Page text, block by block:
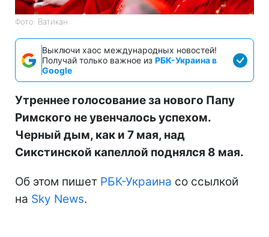
Фото: Ватикан
Выключи хаос международных новостей!
Получай только важное из РБК-Украина в
Google
Утреннее голосование за нового Папу
Римского не увенчалось успехом.
Черный дым, как и 7 мая, над
Сикстинской капеллой поднялся 8 мая.
Об этом пишет РБК-Украина со ссылкой
на Sky News.